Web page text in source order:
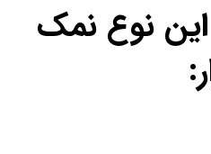
نوع نمک